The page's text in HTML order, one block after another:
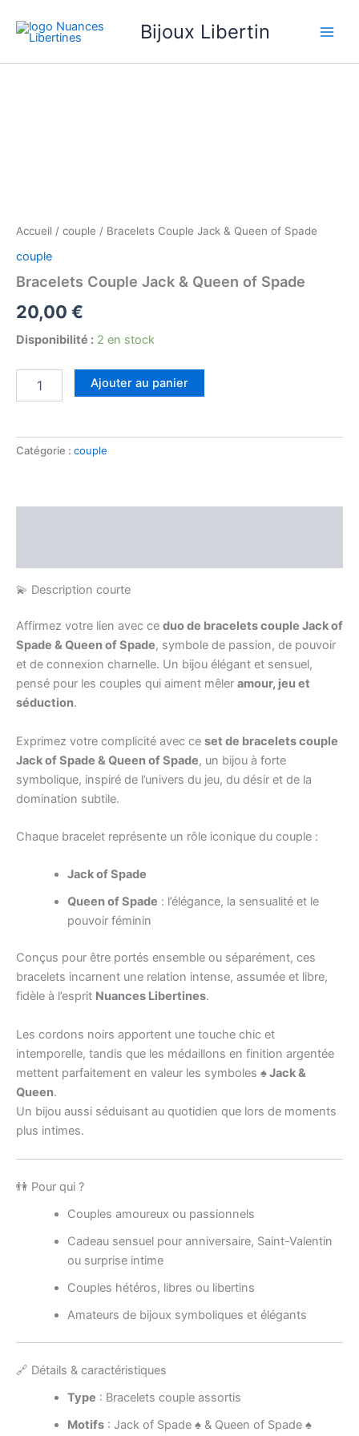
contenu
Bijoux Libertin
Accueil / couple / Bracelets Couple Jack & Queen of Spade
couple
Bracelets Couple Jack & Queen of Spade
20,00 €
Disponibilité : 2 en stock
Ajouter au panier
Catégorie : couple
💫 Description courte
Affirmez votre lien avec ce duo de bracelets couple Jack of
Spade & Queen of Spade, symbole de passion, de pouvoir
et de connexion charnelle. Un bijou élégant et sensuel,
pensé pour les couples qui aiment mêler amour, jeu et
séduction.
Exprimez votre complicité avec ce set de bracelets couple
Jack of Spade & Queen of Spade, un bijou à forte
symbolique, inspiré de l’univers du jeu, du désir et de la
domination subtile.
Chaque bracelet représente un rôle iconique du couple :
Jack of Spade
Queen of Spade : l’élégance, la sensualité et le
pouvoir féminin
Conçus pour être portés ensemble ou séparément, ces
bracelets incarnent une relation intense, assumée et libre,
fidèle à l’esprit Nuances Libertines.
Les cordons noirs apportent une touche chic et
intemporelle, tandis que les médaillons en finition argentée
mettent parfaitement en valeur les symboles ♠ Jack &
Queen.
Un bijou aussi séduisant au quotidien que lors de moments
plus intimes.
👫 Pour qui ?
Couples amoureux ou passionnels
Cadeau sensuel pour anniversaire, Saint-Valentin
ou surprise intime
Couples hétéros, libres ou libertins
Amateurs de bijoux symboliques et élégants
🔗 Détails & caractéristiques
Type : Bracelets couple assortis
Motifs: Jack of Spade ♠ & Queen of Spade ♠